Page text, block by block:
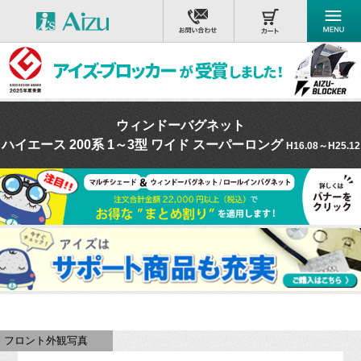
ウィンドーバグネット
ハイエース 200系 1～3型 ワイド スーパーロング H16.08～H25.12
フロント外観写真